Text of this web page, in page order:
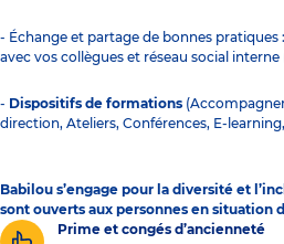
- Échange et partage de bonnes
avec vos collègues et réseau social interne
- Dispositifs de formations
direction, Ateliers, Conférences, E-
Babilou s’engage pour la diversité et
sont ouverts aux personnes en situation
Prime et congés d’ancienneté